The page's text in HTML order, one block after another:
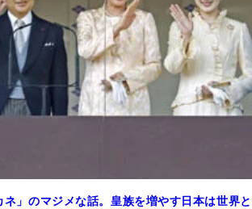
ネ」のマジメな話。皇族を増やす日本は世界と